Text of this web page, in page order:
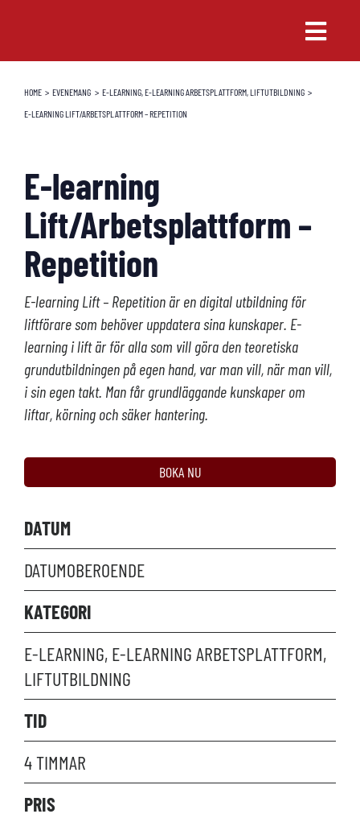
Toggle
UTHYRNING
UTBILDNING
HOME EVENEMANG E-LEARNING E-LEARNING ARBETSPLATTFORM LIFTUTBILDNING
E-LEARNING LIFT/ARBETSPLATTFORM – REPETITION
E-learning
Lift/Arbetsplattform –
Repetition
E-learning Lift – Repetition är en digital utbildning för
liftförare som behöver uppdatera sina kunskaper. E-
learning i lift är för alla som vill göra den teoretiska
grundutbildningen på egen hand, var man vill, när man vill,
i sin egen takt. Man får grundläggande kunskaper om
liftar, körning och säker hantering.
DATUM
DATUMOBEROENDE
KATEGORI
E-LEARNING, E-LEARNING ARBETSPLATTFORM,
LIFTUTBILDNING
TID
4 TIMMAR
PRIS
BOKA NU